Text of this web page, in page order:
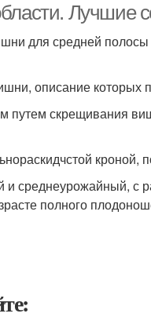
Лучшие
для средней
описание которых
путем скрещивания
кроной,
и среднеурожайный, с
полного